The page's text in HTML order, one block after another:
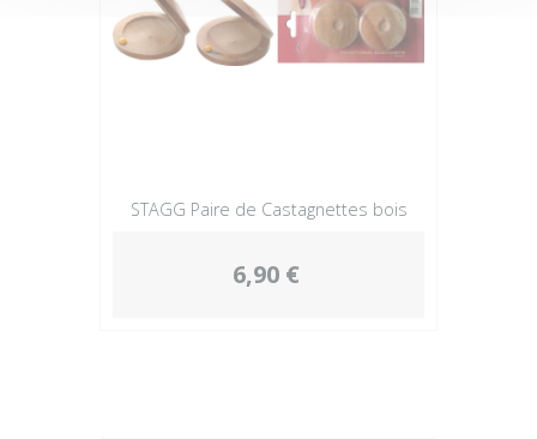
STAGG Paire de Castagnettes bois
6,90 €